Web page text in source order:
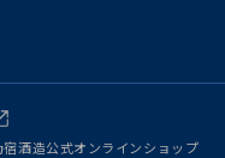
酒造公式オンラインショップ